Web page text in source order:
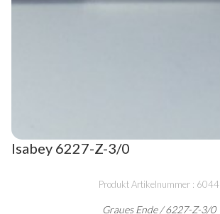
Isabey 6227-Z-3/0
Produkt Artikelnummer : 6044
Graues Ende / 6227-Z-3/0